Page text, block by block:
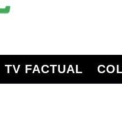
TV FACTUAL